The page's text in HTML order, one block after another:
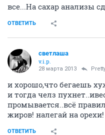
все...На сахар анализы
ОТВЕТИТЬ
светлаша
v.i.p.
28 марта 2013
и хорошо,что бегаешь
и тогда челз
промывается..всё
жиров! налегай на орехи!
ОТВЕТИТЬ